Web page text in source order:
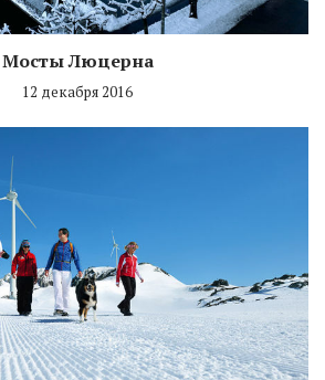
Мосты Люцерна
12 декабря 2016